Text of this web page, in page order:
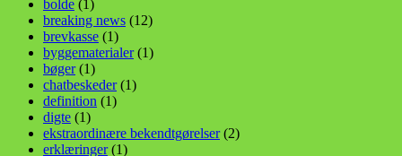
bolde (1)
breaking news (12)
brevkasse (1)
byggematerialer(1)
bøger(1)
chatbeskeder(1)
definition (1)
digte (1)
ekstraordinære bekendtgørelser(2)
erklæringer(1)